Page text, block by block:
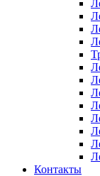
Контакты